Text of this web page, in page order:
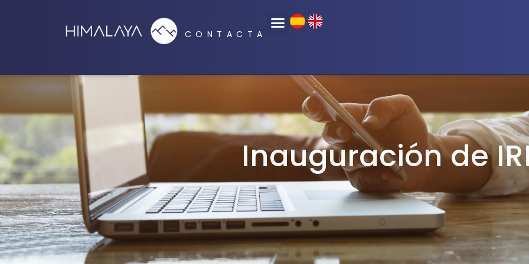
CONTACTA
Inauguración de